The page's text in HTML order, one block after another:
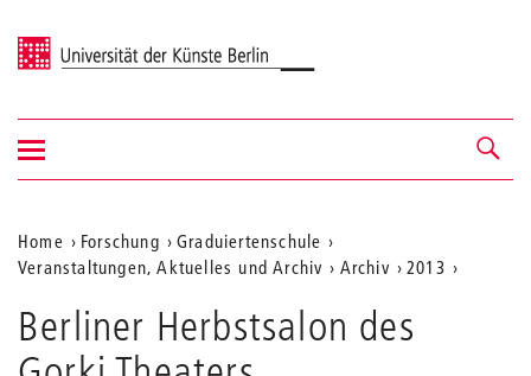
Universität der Künste Berlin
Navigation &
Suche
Navigation
ein-/ausblenden
Aktuelle
Position
auf
der
Home Forschung
Graduiertenschule
Veranstaltungen, Aktuelles und Archiv
Archiv 2013
Berliner Herbstsalon des